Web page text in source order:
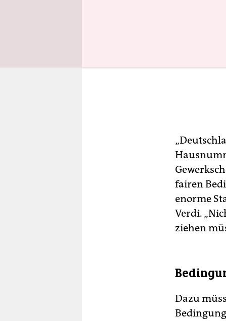
fairen
enorme
Verdi.
ziehen
Dazu